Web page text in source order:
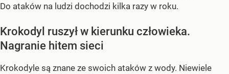
Do ataków na ludzi dochodzi kilka razy w roku.
Krokodyl ruszył w kierunku człowieka.
Nagranie hitem sieci
Krokodyle są znane ze swoich ataków z wody. Niewiele